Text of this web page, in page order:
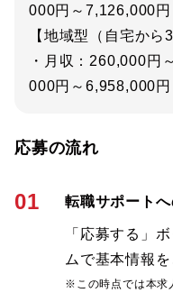
000円～7,126,000円
【地域型（自宅から
・月収：260,000
000円～6,958,000円
応募の流れ
01 転職サポート
「応募する」
ムで基本情報
※この時点では本求